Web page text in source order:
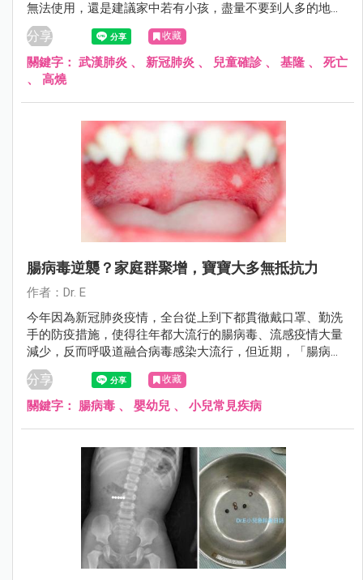
無法使用，還是建議家中若有小孩，盡量不要到人多的地方
參與不必要的社交活動！
分享 收藏
關鍵字： 武漢肺炎 、 新冠肺炎 、 兒童確診 、 基隆 、 死亡
、 高燒
腸病毒逆襲？家庭群聚增，寶寶大多無抵抗力
作者：Dr. E
今年因為新冠肺炎疫情，全台從上到下都貫徹戴口罩、勤洗
手的防疫措施，使得往年都大流行的腸病毒、流感疫情大量
減少，反而呼吸道融合病毒感染大流行，但近期，「腸病
毒」卻悄悄逆襲當中，而且大多兒童身上都無抗體，若真的
捲土重來，後果恐怕...
分享 收藏
關鍵字： 腸病毒 、 嬰幼兒 、 小兒常見疾病